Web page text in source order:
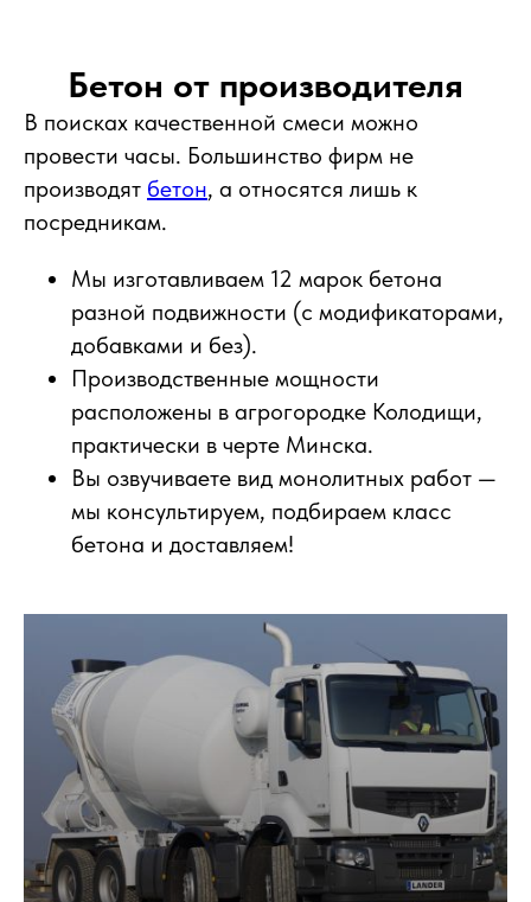
Бетон от производителя
В поисках качественной смеси можно
провести часы. Большинство фирм не
производят бетон, а относятся лишь к
посредникам.
Мы изготавливаем 12 марок бетона
разной подвижности (с модификаторами,
добавками и без).
Производственные мощности
расположены в агрогородке Колодищи,
практически в черте Минска.
Вы озвучиваете вид монолитных работ —
мы консультируем, подбираем класс
бетона и доставляем!